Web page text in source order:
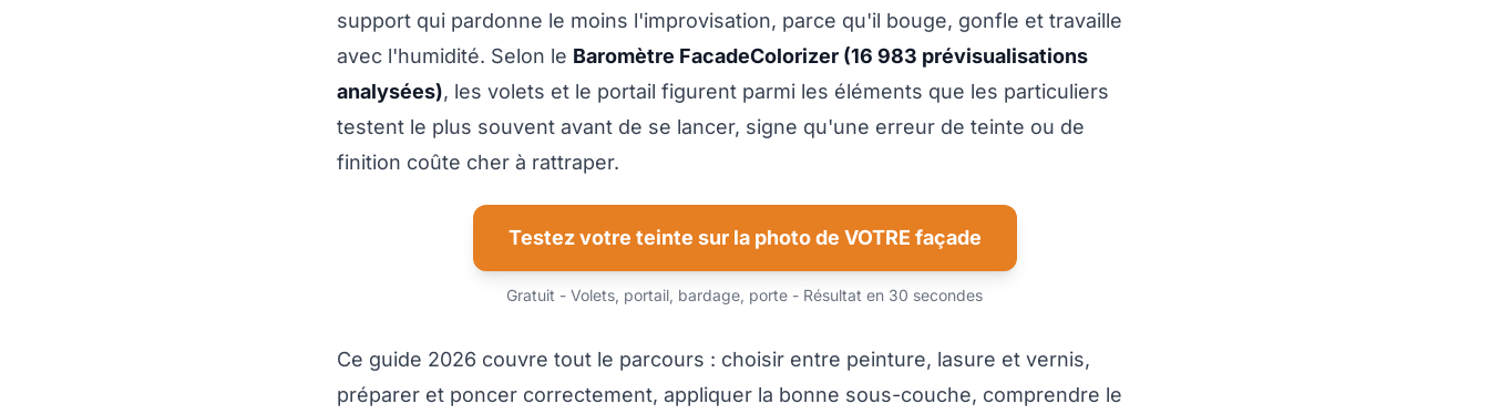
support qui pardonne le moins l'improvisation, parce qu'il bouge, gonfle et travaille
avec l'humidité. Selon le Baromètre FacadeColorizer (16 983 prévisualisations
analysées), les volets et le portail figurent parmi les éléments que les particuliers
testent le plus souvent avant de se lancer, signe qu'une erreur de teinte ou de
finition coûte cher à rattraper.
Testez votre teinte sur la photo de VOTRE façade
Gratuit - Volets, portail, bardage, porte - Résultat en 30 secondes
Ce guide 2026 couvre tout le parcours : choisir entre peinture, lasure et vernis,
préparer et poncer correctement, appliquer la bonne sous-couche, comprendre le